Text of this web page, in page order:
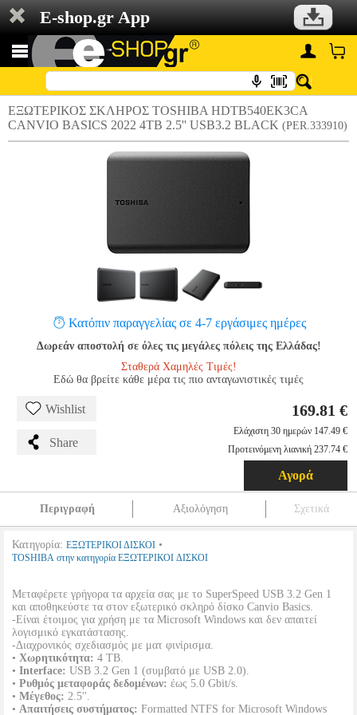
E-shop.gr App
ΕΞΩΤΕΡΙΚΟΣ ΣΚΛΗΡΟΣ TOSHIBA HDTB540EK3CA
CANVIO BASICS 2022 4TB 2.5'' USB3.2 BLACK (PER.333910)
Κατόπιν παραγγελίας σε 4-7 εργάσιμες ημέρες
Δωρεάν αποστολή σε όλες τις μεγάλες πόλεις της Ελλάδας!
Σταθερά Χαμηλές Τιμές!
Εδώ θα βρείτε κάθε μέρα τις πιο ανταγωνιστικές τιμές
Wishlist
Share
169.81 €
Ελάχιστη 30 ημερών 147.49 €
Προτεινόμενη λιανική 237.74 €
Αγορά
Περιγραφή Αξιολόγηση Σχετικά
Κατηγορία: ΕΞΩΤΕΡΙΚΟΙ ΔΙΣΚΟΙ •
TOSHIBA στην κατηγορία ΕΞΩΤΕΡΙΚΟΙ ΔΙΣΚΟΙ
Μεταφέρετε γρήγορα τα αρχεία σας με το SuperSpeed USB 3.2 Gen 1
και αποθηκεύστε τα στον εξωτερικό σκληρό δίσκο Canvio Basics.
-Είναι έτοιμος για χρήση με τα Microsoft Windows και δεν απαιτεί
λογισμικό εγκατάστασης.
-Διαχρονικός σχεδιασμός με ματ φινίρισμα.
• Χωρητικότητα: 4 ΤΒ.
• Interface: USB 3.2 Gen 1 (συμβατό με USB 2.0).
• Ρυθμός μεταφοράς δεδομένων: έως 5.0 Gbit/s.
• Μέγεθος: 2.5''.
• Απαιτήσεις συστήματος: Formatted NTFS for Microsoft Windows